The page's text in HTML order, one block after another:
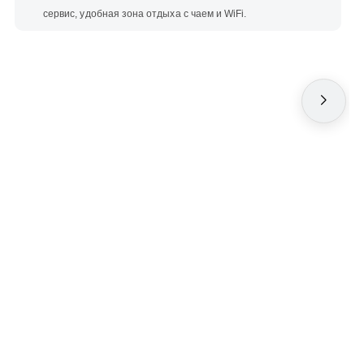
сервис, удобная зона отдыха с чаем и WiFi.